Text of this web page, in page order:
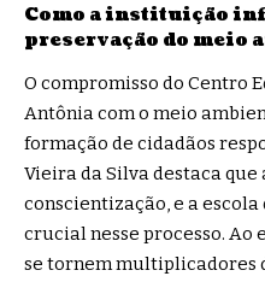
Como a instituição
preservação do meio
O compromisso do Centro
Antônia com o meio
formação de cidadãos
Vieira da Silva destaca que
conscientização, e a
crucial nesse processo. Ao
se tornem multiplicadores